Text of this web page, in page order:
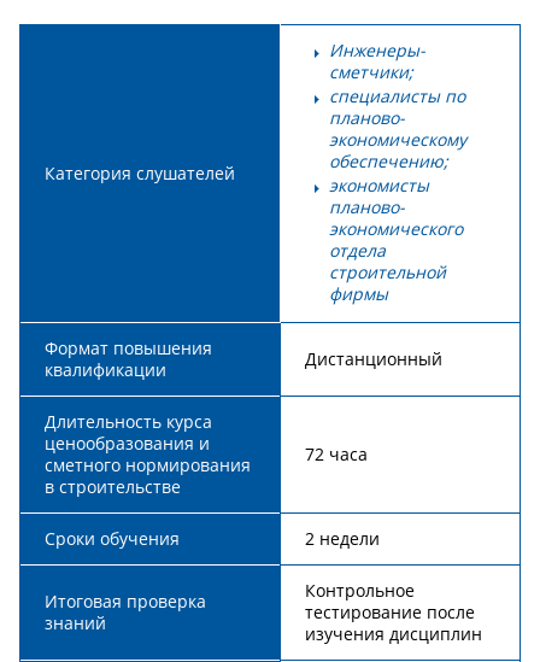
Категория слушателей
Инженеры-
сметчики;
специалисты по
планово-
экономическому
обеспечению;
экономисты
планово-
экономического
отдела
строительной
фирмы
Формат повышения
квалификации
Дистанционный
Длительность курса
ценообразования и
сметного нормирования
в строительстве
72 часа
Сроки обучения 2 недели
Итоговая проверка
знаний
Контрольное
тестирование после
изучения дисциплин